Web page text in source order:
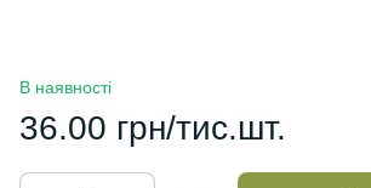
В наявності
36.00 грн/тис.шт.